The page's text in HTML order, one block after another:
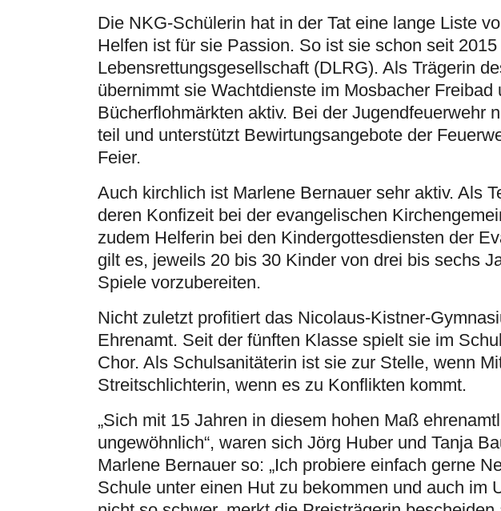
Die NKG-Schülerin hat in der Tat eine lange Liste
Helfen ist für sie Passion. So ist sie schon seit
Lebensrettungsgesellschaft (DLRG). Als Trägerin
übernimmt sie Wachtdienste im Mosbacher
Bücherflohmärkten aktiv. Bei der Jugendfeuerwehr
teil und unterstützt Bewirtungsangebote der
Feier.
Auch kirchlich ist Marlene Bernauer sehr aktiv. Als
deren Konfizeit bei der evangelischen
zudem Helferin bei den Kindergottesdiensten der
gilt es, jeweils 20 bis 30 Kinder von drei bis sechs
Spiele vorzubereiten.
Nicht zuletzt profitiert das Nicolaus-Kistner-
Ehrenamt. Seit der fünften Klasse spielt sie im
Chor. Als Schulsanitäterin ist sie zur Stelle, wenn
Streitschlichterin, wenn es zu Konflikten kommt.
„Sich mit 15 Jahren in diesem hohen Maß
ungewöhnlich“, waren sich Jörg Huber und Tanja
Marlene Bernauer so: „Ich probiere einfach gerne
Schule unter einen Hut zu bekommen und auch im